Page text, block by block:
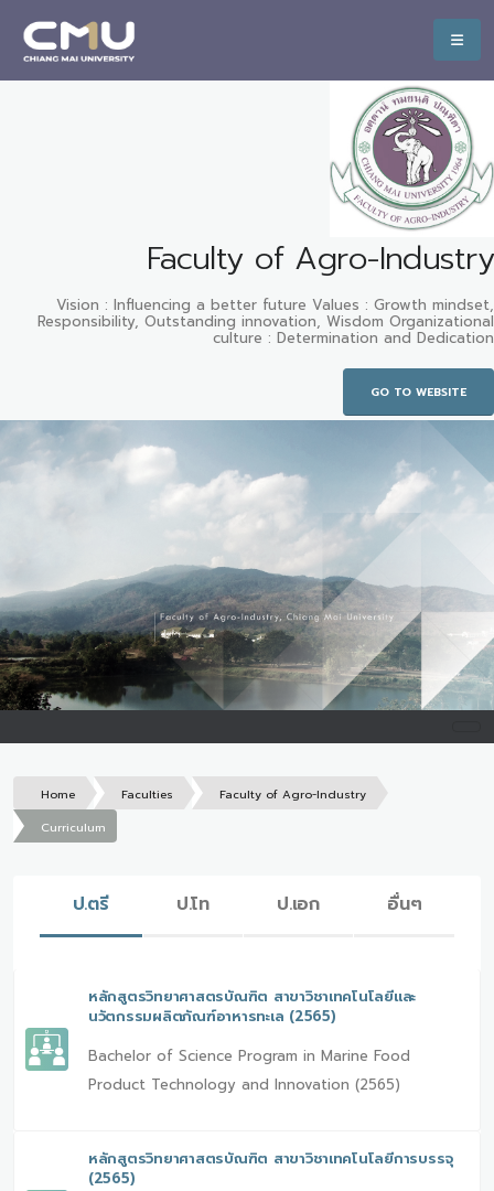
Faculty of Agro-Industry
Vision : Influencing a better future Values : Growth mindset,
Responsibility, Outstanding innovation, Wisdom Organizational
culture : Determination and Dedication
GO TO WEBSITE
Home Faculties
Faculty of Agro-Industry
Curriculum
ป.ตรี ป.โท ป.เอก อื่นๆ
หลักสูตรวิทยาศาสตรบัณฑิต สาขาวิชาเทคโนโลยีและ
นวัตกรรมผลิตภัณฑ์อาหารทะเล (2565)
Bachelor of Science Program in Marine Food
Product Technology and Innovation (2565)
หลักสูตรวิทยาศาสตรบัณฑิต สาขาวิชาเทคโนโลยีการบรรจุ
(2565)